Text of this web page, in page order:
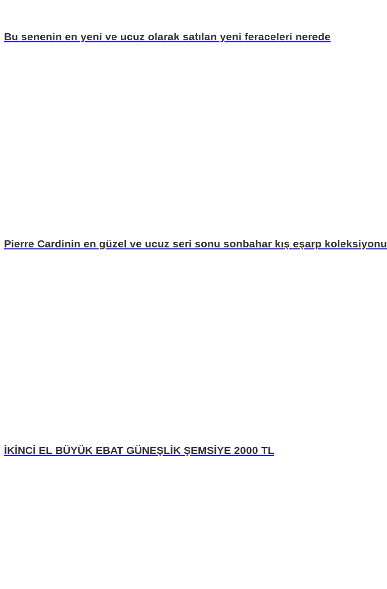
Bu senenin en yeni ve ucuz olarak satılan yeni feraceleri nerede
Pierre Cardinin en güzel ve ucuz seri sonu sonbahar kış eşarp koleksiyonu
İKİNCİ EL BÜYÜK EBAT GÜNEŞLİK ŞEMSİYE 2000 TL